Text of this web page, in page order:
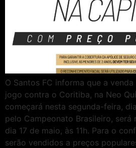
O Santos FC informa que a
jogo contra o Coritiba, na Neo
começará nesta segunda-feira,
pelo Campeonato Brasileiro, será
dia 17 de maio, às 11h. Para o
serão vendidos a preços